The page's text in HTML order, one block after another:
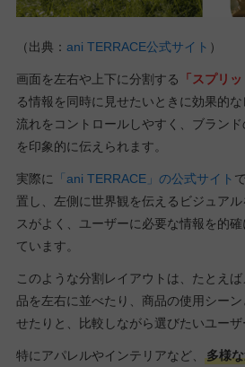
（出典： ani TERRACE公式サイト ）
画面を左右や上下に分割する 「スプリ
る情報を同時に見せたいときに効果的
流れをコントロールしやすく、ブラン
を印象的に伝えられます。
実際に 「ani TERRACE」の公式サイト
置し、左側に世界観を伝えるビジュア
スがよく、ユーザーに必要な情報を的
ています。
このような分割レイアウトは、たとえ
品を左右に並べたり、商品の使用シー
せたりと、比較しながら選びたいユーザ
特にアパレルやインテリアなど、
多様